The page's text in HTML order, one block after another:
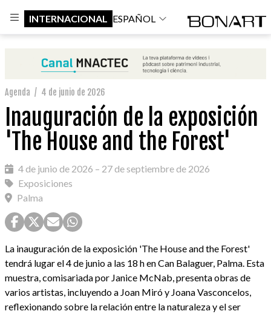
INTERNACIONAL ESPAÑOL
Agenda / 4 de junio de 2026
Inauguración de la exposición
'The House and the Forest'
4 de junio de 2026 – 27 de septiembre de 2026
Exposiciones
Palma
La inauguración de la exposición 'The House and the Forest'
tendrá lugar el 4 de junio a las 18 h en Can Balaguer, Palma. Esta
muestra, comisariada por Janice McNab, presenta obras de
varios artistas, incluyendo a Joan Miró y Joana Vasconcelos,
reflexionando sobre la relación entre la naturaleza y el ser